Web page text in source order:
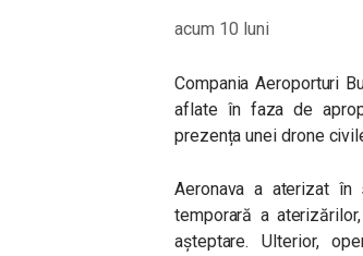
acum 10 luni
Compania Aeroporturi
aflate în faza de
prezența unei drone
Aeronava a aterizat în
temporară a
așteptare. Ulterior,